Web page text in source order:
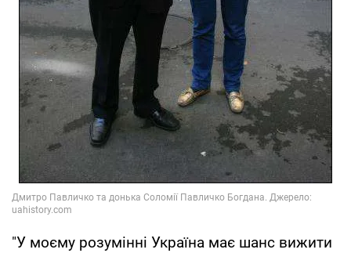
"У моєму розумінні Україна має шанс вижити